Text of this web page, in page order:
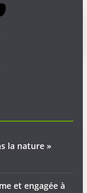
la nature »
et engagée à